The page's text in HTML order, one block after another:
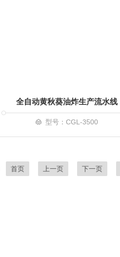
全自动黄秋葵油炸生产流水线
型号：CGL-3500
首页 上一页 下一页